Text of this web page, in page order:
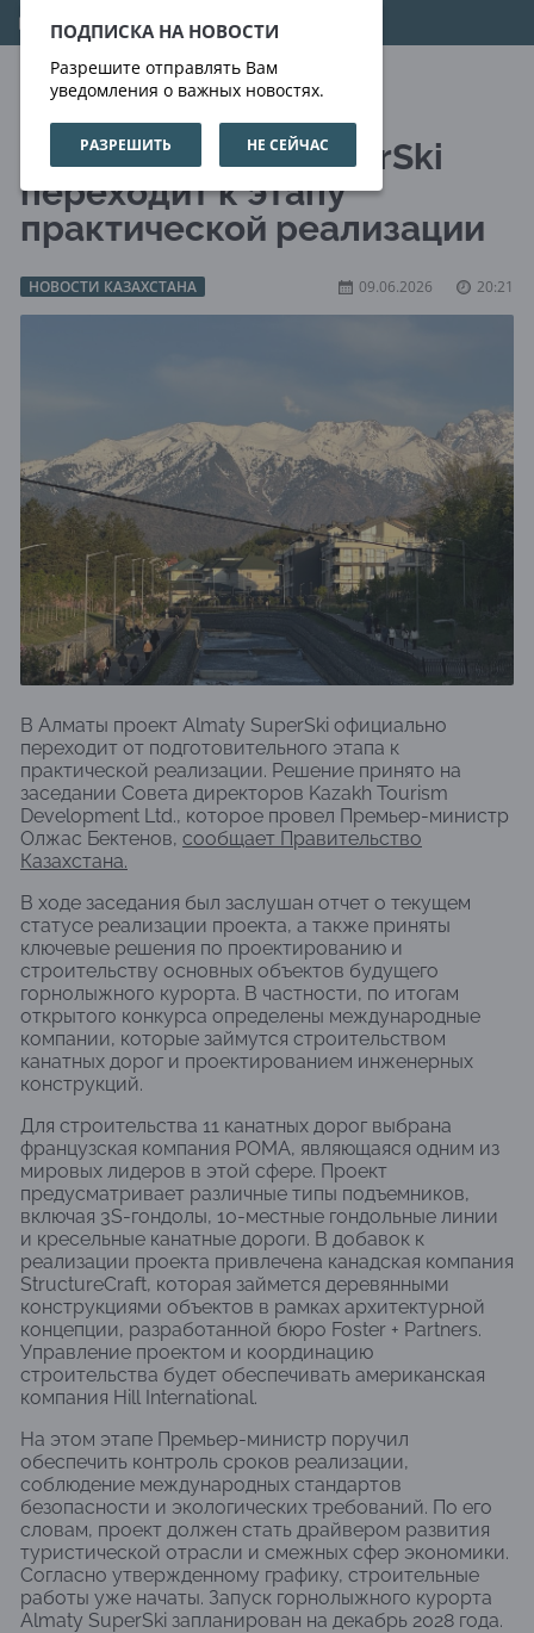
ПОДПИСКА НА НОВОСТИ
Разрешите отправлять Вам
уведомления о важных новостях.
РАЗРЕШИТЬ НЕ СЕЙЧАС
07.08.2026 22:13:38
Проект Almaty SuperSki
переходит к этапу
практической реализации
НОВОСТИ КАЗАХСТАНА 09.06.2026 20:21
В Алматы проект Almaty SuperSki официально
переходит от подготовительного этапа к
практической реализации. Решение принято на
заседании Совета директоров Kazakh Tourism
Development Ltd., которое провел Премьер-министр
Олжас Бектенов, сообщает Правительство
Казахстана.
В ходе заседания был заслушан отчет о текущем
статусе реализации проекта, а также приняты
ключевые решения по проектированию и
строительству основных объектов будущего
горнолыжного курорта. В частности, по итогам
открытого конкурса определены международные
компании, которые займутся строительством
канатных дорог и проектированием инженерных
конструкций.
Для строительства 11 канатных дорог выбрана
французская компания POMA, являющаяся одним из
мировых лидеров в этой сфере. Проект
предусматривает различные типы подъемников,
включая 3S-гондолы, 10-местные гондольные линии
и кресельные канатные дороги. В добавок к
реализации проекта привлечена канадская компания
StructureCraft, которая займется деревянными
конструкциями объектов в рамках архитектурной
концепции, разработанной бюро Foster + Partners.
Управление проектом и координацию
строительства будет обеспечивать американская
компания Hill International.
На этом этапе Премьер-министр поручил
обеспечить контроль сроков реализации,
соблюдение международных стандартов
безопасности и экологических требований. По его
словам, проект должен стать драйвером развития
туристической отрасли и смежных сфер экономики.
Согласно утвержденному графику, строительные
работы уже начаты. Запуск горнолыжного курорта
Almaty SuperSki запланирован на декабрь 2028 года.